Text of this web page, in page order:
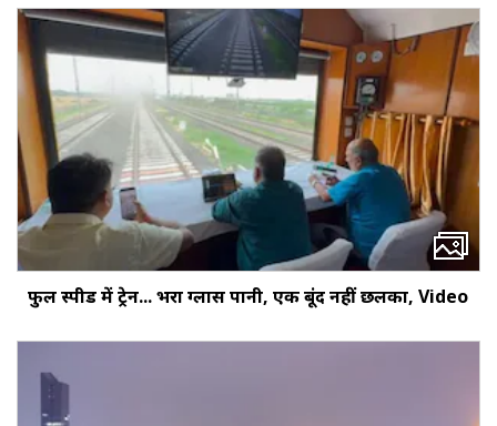
फुल स्पीड में ट्रेन... भरा ग्लास पानी, एक बूंद नहीं छलका, Video